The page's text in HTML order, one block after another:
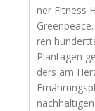
ner Fit­ness
ren
Plan­ta­gen
ders am